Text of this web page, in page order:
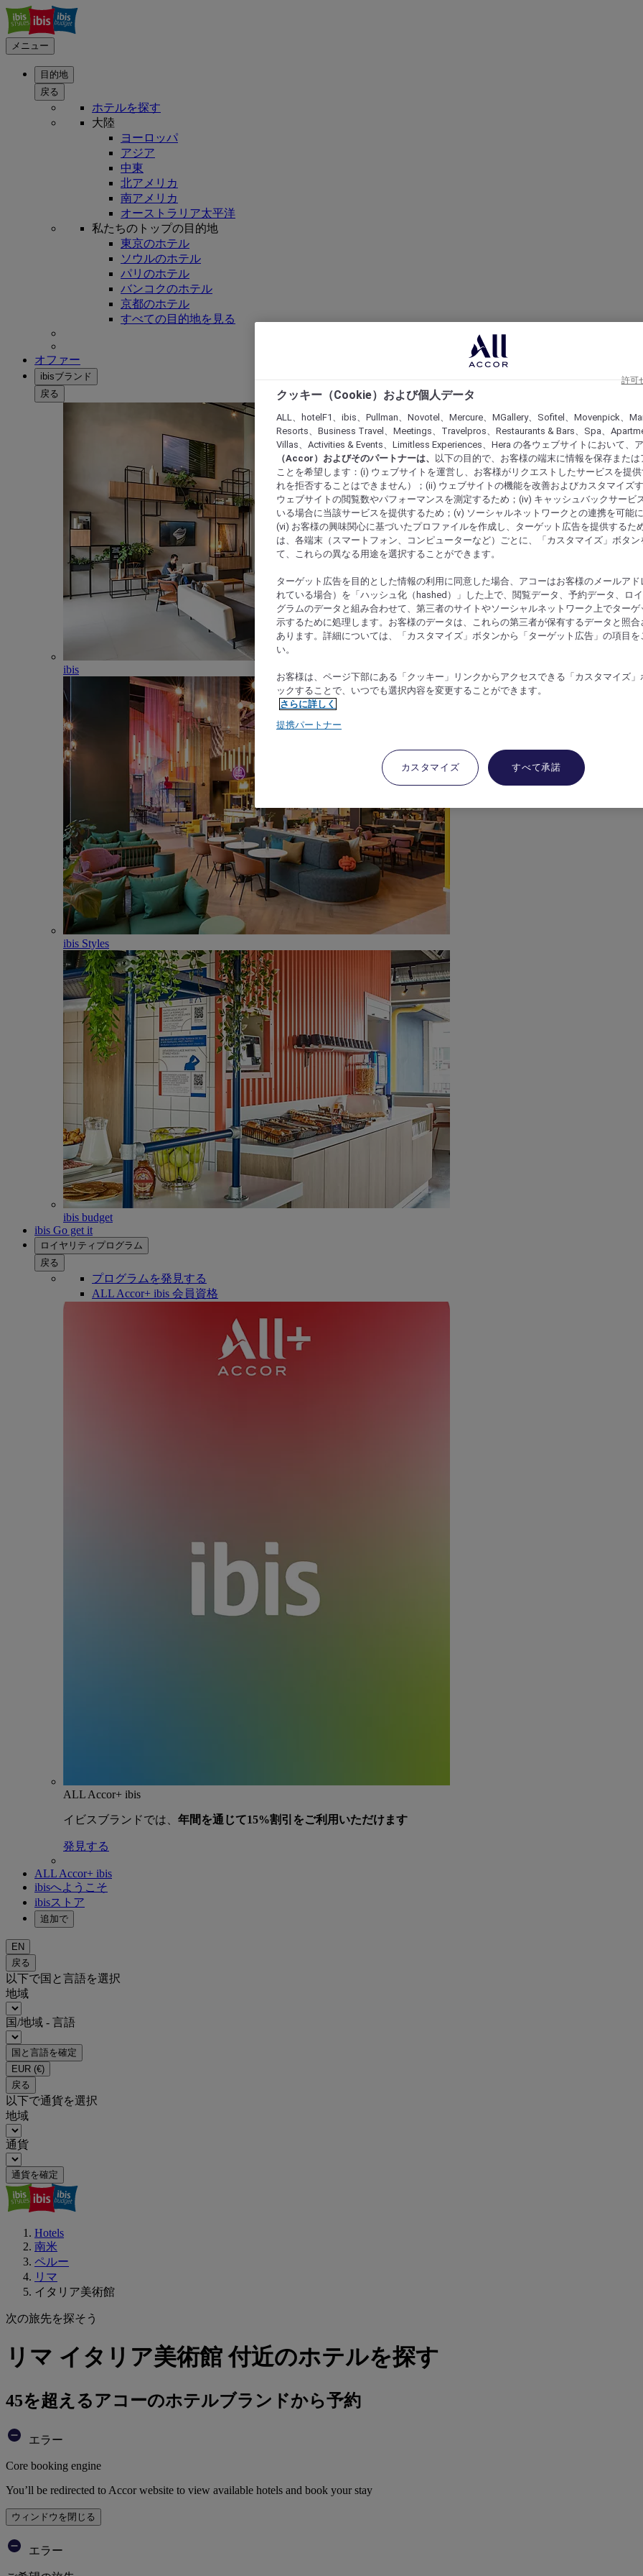
メニュー
目的地
戻る
ホテルを探す
大陸
ヨーロッパ
アジア
中東
北アメリカ
南アメリカ
オーストラリア太平洋
私たちのトップの目的地
東京のホテル
ソウルのホテル
パリのホテル
バンコクのホテル
京都のホテル
すべての目的地を見る
オファー
ibisブランド
戻る
ibis
ibis Styles
ibis budget
ibis Go get it
ロイヤリティプログラム
戻る
プログラムを発見する
ALL Accor+ ibis 会員資格
ALL Accor+ ibis
イビスブランドでは、 年間を通じて15%割引をご利用いただけます
発見する
ALL Accor+ ibis
ibisへようこそ
ibisストア
追加で
EN
戻る
以下で国と言語を選択
地域
国/地域 - 言語
国と言語を確定
EUR (€)
戻る
以下で通貨を選択
地域
通貨
通貨を確定
Hotels
南米
ペルー
リマ
イタリア美術館
次の旅先を探そう
リマ イタリア美術館 付近のホテルを探す
45を超えるアコーのホテルブランドから予約
エラー
Core booking engine
You’ll be redirected to Accor website to view available hotels and book your stay
ウィンドウを閉じる
エラー
クッキー（Cookie）および個人データ
ALL、hotelF1、ibis、Pullman、Novotel、Mercure、MGallery、Sofitel、Movenpick、
Resorts、Business Travel、Meetings、Travelpros、Restaurants & Bars、Spa、
Villas、Activities & Events、Limitless Experiences、Hera の各ウェブサイトにおいて、
（Accor）およびそのパートナーは、
以下の目的で、お客様の端末に情報を保存または
ことを希望します：(i) ウェブサイトを運営し、お客様がリクエストしたサービスを提供
れを拒否することはできません）；(ii) ウェブサイトの機能を改善およびカスタマイズ
ウェブサイトの閲覧数やパフォーマンスを測定するため；(iv) キャッシュバックサービ
いる場合に当該サービスを提供するため；(v) ソーシャルネットワークとの連携を可能
(vi) お客様の興味関心に基づいたプロファイルを作成し、ターゲット広告を提供するた
は、各端末（スマートフォン、コンピューターなど）ごとに、「カスタマイズ」ボタン
て、これらの異なる用途を選択することができます。
ターゲット広告を目的とした情報の利用に同意した場合、アコーはお客様のメールアド
れている場合）を「ハッシュ化（hashed）」した上で、閲覧データ、予約データ、ロ
グラムのデータと組み合わせて、第三者のサイトやソーシャルネットワーク上でター
示するために処理します。お客様のデータは、これらの第三者が保有するデータと照合
あります。詳細については、「カスタマイズ」ボタンから「ターゲット広告」の項目を
い。
お客様は、ページ下部にある「クッキー」リンクからアクセスできる「カスタマイズ」
ックすることで、いつでも選択内容を変更することができます。
さらに詳しく
提携パートナー
カスタマイズ すべて承諾
許可